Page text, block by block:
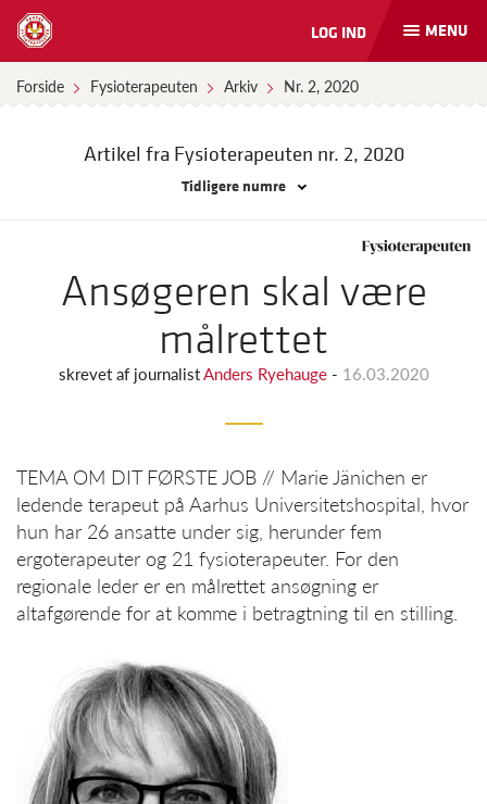
Åbn
og
MENU
LOG IND
Forside Fysioterapeuten Arkiv Nr. 2, 2020
Artikel fra Fysioterapeuten nr. 2, 2020
Tidligere numre
Ansøgeren skal være
målrettet
skrevet af journalistAnders Ryehauge - 16.03.2020
TEMA OM DIT FØRSTE JOB // Marie Jänichen er
ledende terapeut på Aarhus Universitetshospital, hvor
hun har 26 ansatte under sig, herunder fem
ergoterapeuter og 21 fysioterapeuter. For den
regionale leder er en målrettet ansøgning er
altafgørende for at komme i betragtning til en stilling.